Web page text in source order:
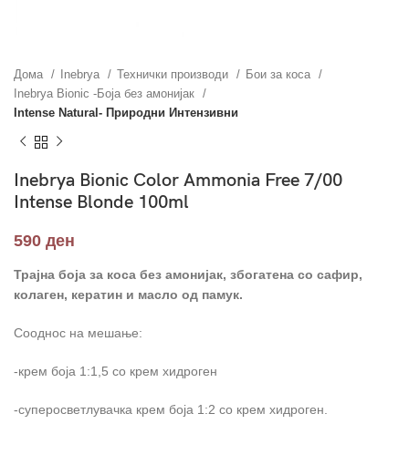
Дома Inebrya Технички производи
Бои за коса
Inebrya Bionic -Боја без амонијак
Intense Natural- Природни Интензивни
Inebrya Bionic Color Ammonia Free 7/00
Intense Blonde 100ml
590 ден
Трајна боја за коса без амонијак, збогатена со сафир,
колаген, кератин и масло од памук.
Сооднос на мешање:
-крем боја 1:1,5 со крем хидроген
-суперосветлувачка крем боја 1:2 со крем хидроген.